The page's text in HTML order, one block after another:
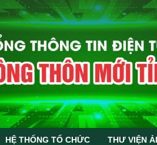
HỆ THỐNG TỔ CHỨC THƯ VIỆN